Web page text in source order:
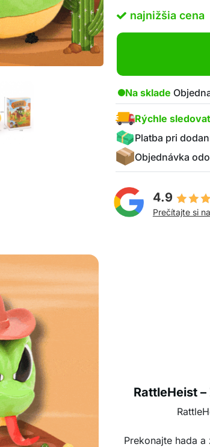
najnižšia cena
Na sklade
Rýchle
Platba pri
Objednávka
4.9
Prečítajte si
RattleHeist
Prekonajte hada